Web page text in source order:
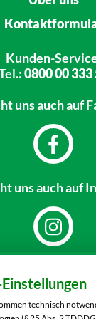
Kunden-
0800 00 333
unsauch auf
unsauch auf
Nürnberg-
90482 Nürnberg
technisch